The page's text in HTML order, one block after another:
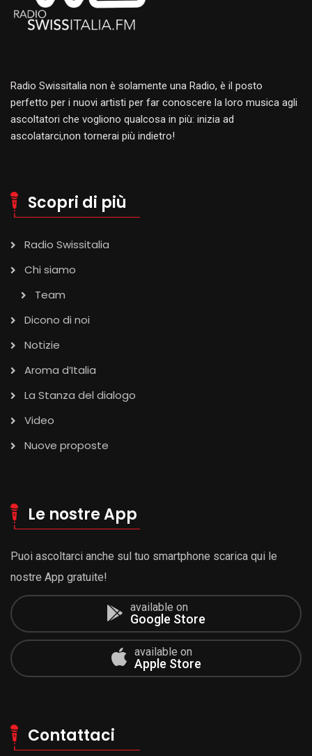
Radio Swissitalia non è solamente una Radio, è il posto
perfetto per i nuovi artisti per far conoscere la loro musica agli
ascoltatori che vogliono qualcosa in più: inizia ad
ascolatarci,non tornerai più indietro!
Scopri di più
Radio Swissitalia
Chi siamo
Team
Dicono di noi
Notizie
Aroma d’Italia
La Stanza del dialogo
Video
Nuove proposte
Le nostre App
Puoi ascoltarci anche sul tuo smartphone scarica qui le
nostre App gratuite!
available on
Google Store
available on
Apple Store
Contattaci